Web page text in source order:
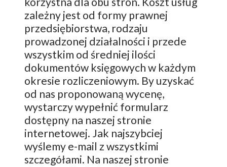
zależny jest od formy prawnej
przedsiębiorstwa, rodzaju
prowadzonej działalności i przede
wszystkim od średniej ilości
dokumentów księgowych w każdym
okresie rozliczeniowym. By uzyskać
od nas proponowaną wycenę,
wystarczy wypełnić formularz
dostępny na naszej stronie
internetowej. Jak najszybciej
wyślemy e-mail z wszystkimi
szczegółami. Na naszej stronie